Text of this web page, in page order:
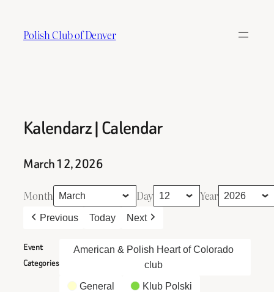
content
Polish Club of Denver
Kalendarz | Calendar
March 12, 2026
Month Day Year
Previous Today Next
Event
Categories
American & Polish Heart of Colorado
club
General Klub Polski